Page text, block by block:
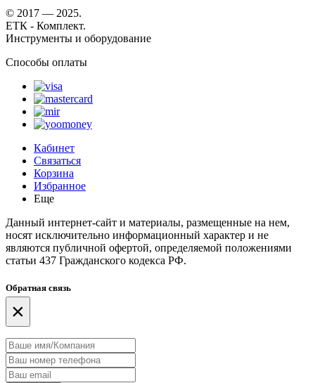
© 2017 — 2025.
ЕТК - Комплект.
Инструменты и оборудование
Способы оплаты
Кабинет
Связаться
Корзина
Избранное
Еще
Данный интернет-сайт и материалы, размещенные на нем,
носят исключительно информационный характер и не
являются публичной офертой, определяемой положениями
статьи 437 Гражданского кодекса РФ.
Обратная связь
×